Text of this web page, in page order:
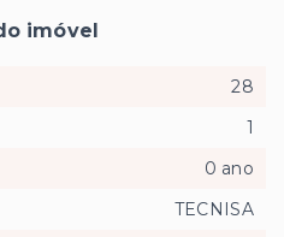
imóvel
28
1
0 ano
TECNISA